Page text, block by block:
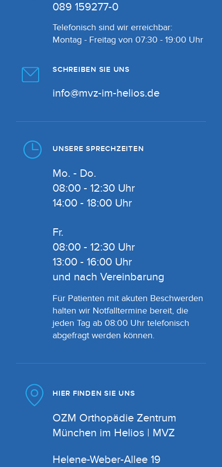
089 159277-0
Telefonisch sind wir erreichbar:
Montag - Freitag von 07:30 - 19:00 Uhr
SCHREIBEN SIE UNS
info@mvz-im-helios.de
UNSERE SPRECHZEITEN
Mo. - Do.
08:00 - 12:30 Uhr
14:00 - 18:00 Uhr
Fr.
08:00 - 12:30 Uhr
13:00 - 16:00 Uhr
und nach Vereinbarung
Für Patienten mit akuten Beschwerden
halten wir Notfalltermine bereit, die
jeden Tag ab 08:00 Uhr telefonisch
abgefragt werden können.
HIER FINDEN SIE UNS
OZM Orthopädie Zentrum
München im Helios | MVZ
Helene-Weber-Allee 19